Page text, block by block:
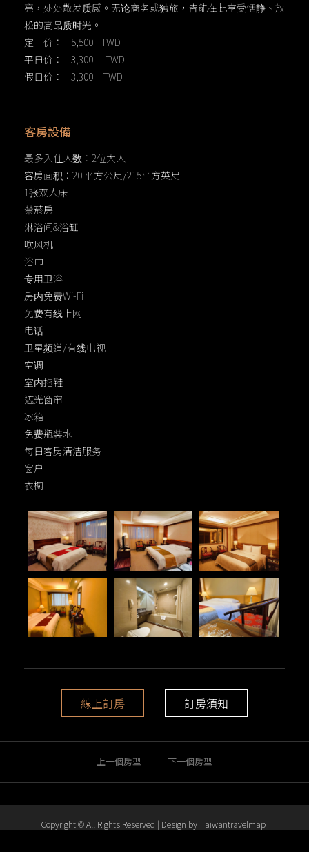
亮，处处散发质感。无论商务或独旅，皆能在此享受恬静、放
松的高品质时光。
定 价： 5,500 TWD
平日价： 3,300 TWD
假日价： 3,300 TWD
客房設備
最多入住人数：2位大人
客房面积：20 平方公尺/215平方英尺
1张双人床
禁菸房
淋浴间&浴缸
吹风机
浴巾
专用卫浴
房内免费Wi-Fi
免费有线上网
电话
卫星频道/有线电视
空调
室内拖鞋
遮光窗帘
冰箱
免费瓶装水
每日客房清洁服务
窗户
衣橱
線上訂房 訂房須知
上一個房型 下一個房型
Copyright © All Rights Reserved | Design by Taiwantravelmap